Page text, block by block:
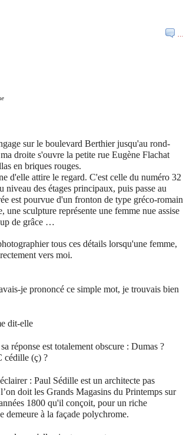
sur le boulevard Berthier jusqu'au rond-
droite s'ouvre la petite rue Eugène Flachat
en briques rouges.
d'elle attire le regard. C'est celle du numéro 32
des étages principaux, puis passe au
est pourvue d'un fronton de type gréco-romain
sculpture représente une femme nue assise
de grâce …
tous ces détails lorsqu'une femme,
vers moi.
je prononcé ce simple mot, je trouvais bien
dit-elle
réponse est totalement obscure : Dumas ?
cédille (ç) ?
: Paul Sédille est un architecte pas
doit les Grands Magasins du Printemps sur
1800 qu'il conçoit, pour un riche
demeure à la façade polychrome.